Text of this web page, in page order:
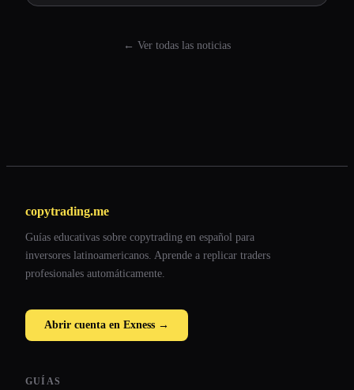
← Ver todas las noticias
copytrading.me
Guías educativas sobre copytrading en español para
inversores latinoamericanos. Aprende a replicar traders
profesionales automáticamente.
Abrir cuenta en Exness →
GUÍAS